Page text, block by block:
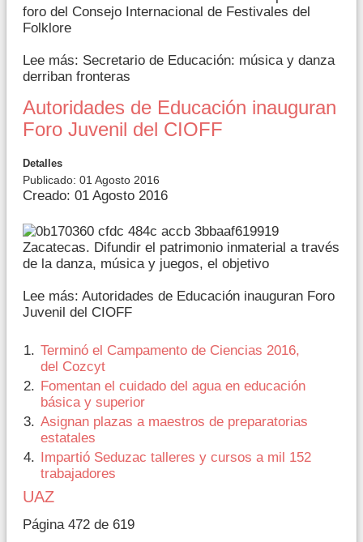
foro del Consejo Internacional de Festivales del
Folklore
Lee más: Secretario de Educación: música y danza
derriban fronteras
Autoridades de Educación inauguran
Foro Juvenil del CIOFF
Detalles
Publicado: 01 Agosto 2016
Creado: 01 Agosto 2016
Zacatecas. Difundir el patrimonio inmaterial a través
de la danza, música y juegos, el objetivo
Lee más: Autoridades de Educación inauguran Foro
Juvenil del CIOFF
Terminó el Campamento de Ciencias 2016,
del Cozcyt
Fomentan el cuidado del agua en educación
básica y superior
Asignan plazas a maestros de preparatorias
estatales
Impartió Seduzac talleres y cursos a mil 152
trabajadores
UAZ
Página 472 de 619